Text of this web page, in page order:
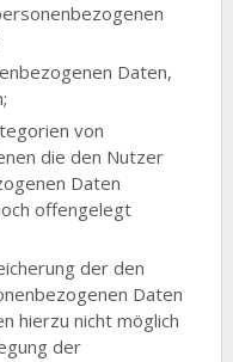
Daten,
von
die den Nutzer
Daten
offengelegt
der den
Daten
hierzu nicht möglich
der